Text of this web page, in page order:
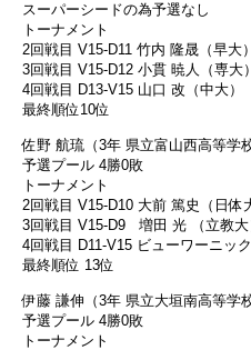
スーパーシードの為予選なし
トーナメント
2回戦目 V15-D11 竹内 隆晟（早大）
3回戦目 V15-D12 小貫 暁人（専大）
4回戦目 D13-V15 山口 改（中大）
最終順位10位
佐野 航琉（3年 県立富山西高等学
予選プール 4勝0敗
トーナメント
2回戦目 V15-D10 大前 篤史（日体
3回戦目 V15-D9 増田 光 （立教大
4回戦目 D11-V15 ビューワーニッ
最終順位 13位
伊藤 謙伸（3年 県立大垣南高等学
予選プール 4勝0敗
トーナメント